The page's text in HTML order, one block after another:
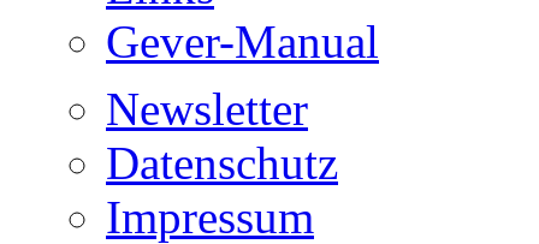
Gever-Manual
Newsletter
Datenschutz
Impressum